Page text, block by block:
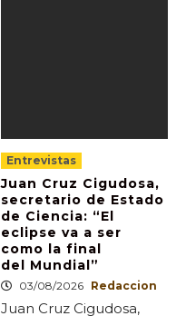
Entrevistas
Juan Cruz Cigudosa,
secretario de Estado
de Ciencia: “El
eclipse va a ser
como la final
del Mundial”
03/08/2026 Redaccion
Juan Cruz Cigudosa,